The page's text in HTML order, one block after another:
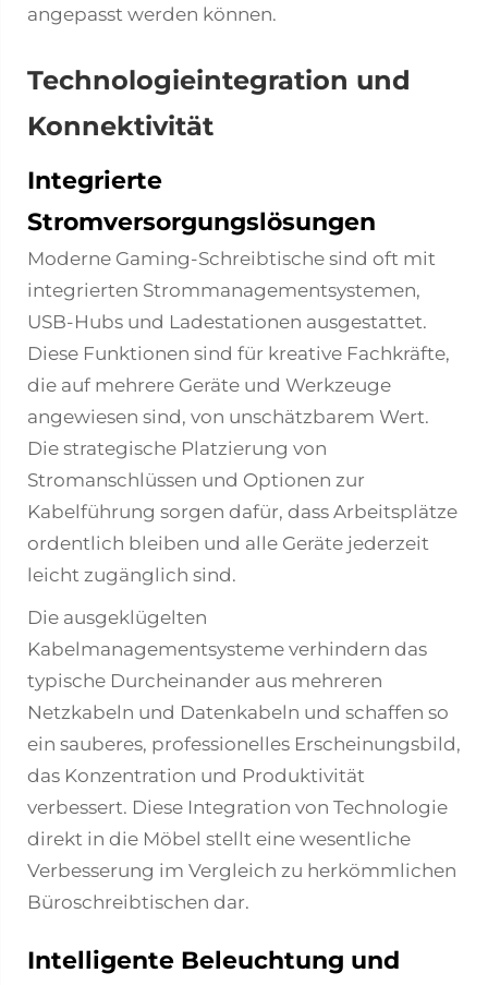
angepasst werden können.
Technologieintegration und
Konnektivität
Integrierte
Stromversorgungslösungen
Moderne Gaming-Schreibtische sind oft mit
integrierten Strommanagementsystemen,
USB-Hubs und Ladestationen ausgestattet.
Diese Funktionen sind für kreative Fachkräfte,
die auf mehrere Geräte und Werkzeuge
angewiesen sind, von unschätzbarem Wert.
Die strategische Platzierung von
Stromanschlüssen und Optionen zur
Kabelführung sorgen dafür, dass Arbeitsplätze
ordentlich bleiben und alle Geräte jederzeit
leicht zugänglich sind.
Die ausgeklügelten
Kabelmanagementsysteme verhindern das
typische Durcheinander aus mehreren
Netzkabeln und Datenkabeln und schaffen so
ein sauberes, professionelles Erscheinungsbild,
das Konzentration und Produktivität
verbessert. Diese Integration von Technologie
direkt in die Möbel stellt eine wesentliche
Verbesserung im Vergleich zu herkömmlichen
Büroschreibtischen dar.
Intelligente Beleuchtung und